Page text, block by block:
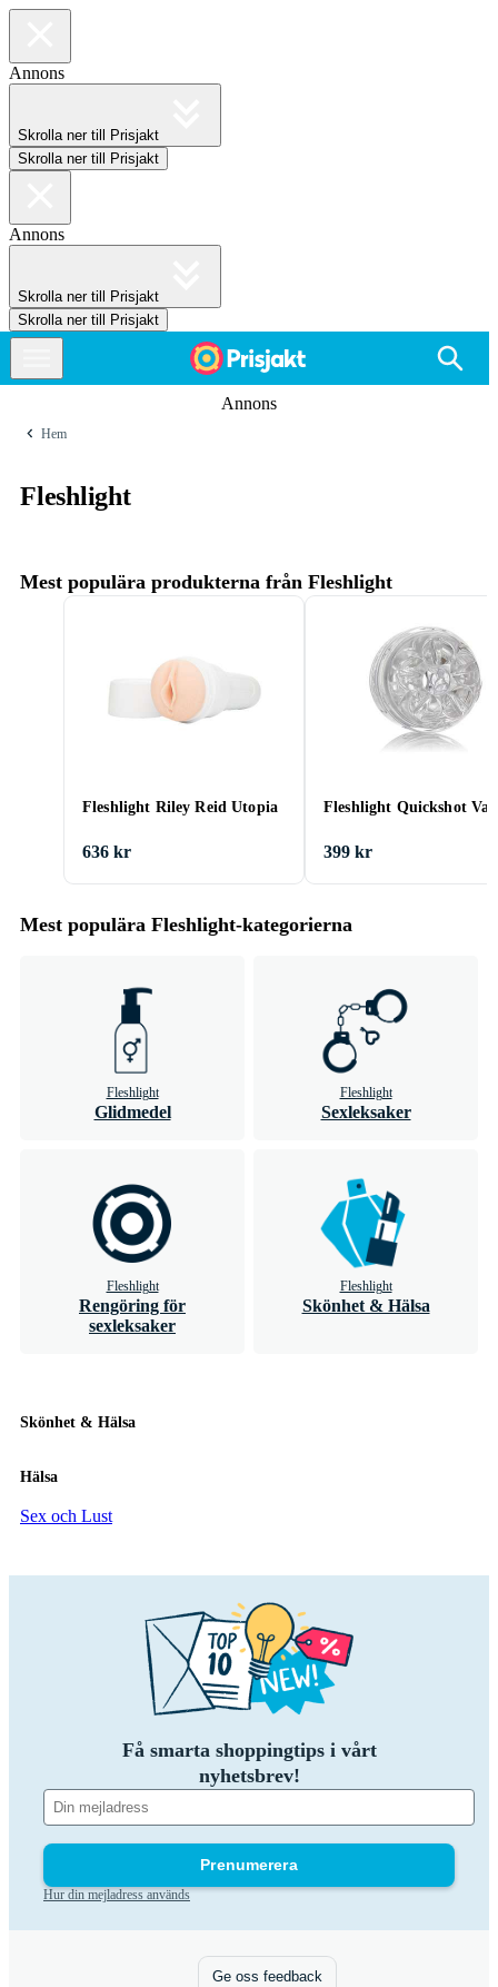
Annons
Skrolla ner till Prisjakt
Skrolla ner till Prisjakt
Annons
Skrolla ner till Prisjakt
Skrolla ner till Prisjakt
Annons
Hem
Fleshlight
Mest populära produkterna från Fleshlight
Fleshlight Riley Reid Utopia
636 kr
Fleshlight Quickshot
399 kr
Mest populära Fleshlight-kategorierna
Fleshlight
Glidmedel
Fleshlight
Sexleksaker
Fleshlight
Rengöring för
sexleksaker
Fleshlight
Skönhet & Hälsa
Skönhet & Hälsa
Hälsa
Sex och Lust
Få smarta shoppingtips i vårt
nyhetsbrev!
Prenumerera
Hur din mejladress används
Ge oss feedback